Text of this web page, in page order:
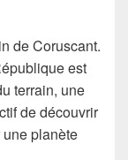
de Coruscant.
est
terrain, une
de découvrir
planète